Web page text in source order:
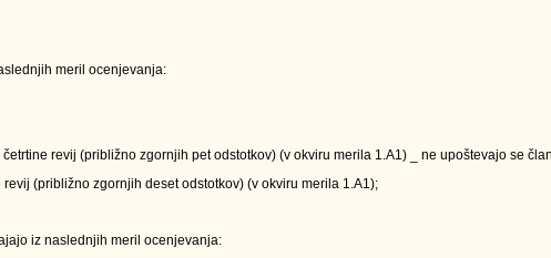
meril ocenjevanja:
revij (približno zgornjih pet odstotkov) (v okviru merila 1.A1) _ ne upoštevajo se
(približno zgornjih deset odstotkov) (v okviru merila 1.A1);
iz naslednjih meril ocenjevanja: